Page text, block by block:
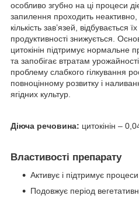
особливо згубно на ці процеси
запилення проходить
кількість зав’язей, відбувається
продуктивності знижується.
цитокінін підтримує нормальне
та запобігає втратам
проблему слабкого гілкування
повноцінному розвитку і
ягідних культур.
Діюча речовина: цитокінін –
Властивості препарату
Активує і підтримує процеси
Подовжує період